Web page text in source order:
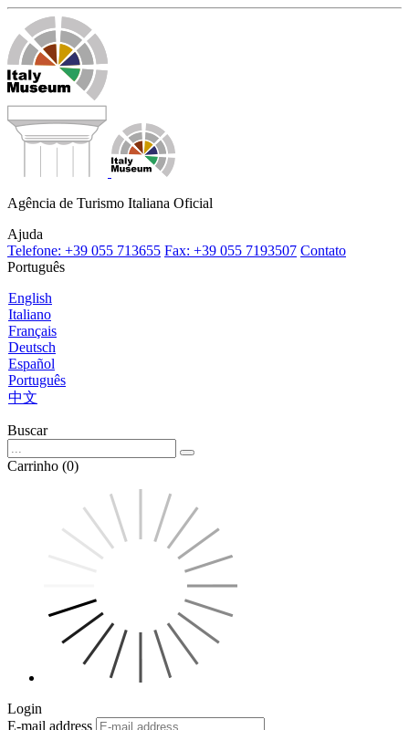
Agência de Turismo Italiana Oficial
Ajuda
Telefone: +39 055 713655 Fax: +39 055 7193507 Contato
Português
English
Italiano
Français
Deutsch
Español
Português
中文
Buscar
Carrinho (0)
Login
E-mail address